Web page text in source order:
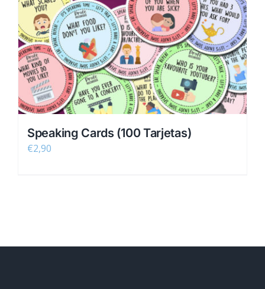
Speaking Cards (100 Tarjetas)
€2,90